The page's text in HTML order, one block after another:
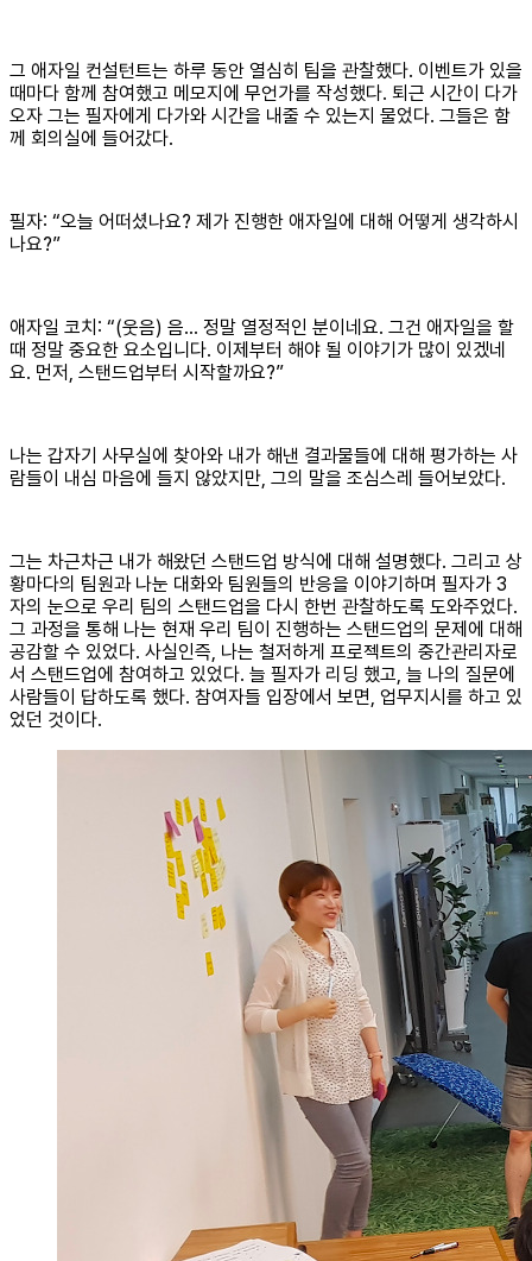
그 애자일 컨설턴트는 하루 동안 열심히 팀을 관찰했다. 이벤트가 있을
때마다 함께 참여했고 메모지에 무언가를 작성했다. 퇴근 시간이 다가
오자 그는 필자에게 다가와 시간을 내줄 수 있는지 물었다. 그들은 함
께 회의실에 들어갔다.
필자: “오늘 어떠셨나요? 제가 진행한 애자일에 대해 어떻게 생각하시
나요?”
애자일 코치: “(웃음) 음… 정말 열정적인 분이네요. 그건 애자일을 할
때 정말 중요한 요소입니다. 이제부터 해야 될 이야기가 많이 있겠네
요. 먼저, 스탠드업부터 시작할까요?”
나는 갑자기 사무실에 찾아와 내가 해낸 결과물들에 대해 평가하는 사
람들이 내심 마음에 들지 않았지만, 그의 말을 조심스레 들어보았다.
그는 차근차근 내가 해왔던 스탠드업 방식에 대해 설명했다. 그리고 상
황마다의 팀원과 나눈 대화와 팀원들의 반응을 이야기하며 필자가 3
자의 눈으로 우리 팀의 스탠드업을 다시 한번 관찰하도록 도와주었다.
그 과정을 통해 나는 현재 우리 팀이 진행하는 스탠드업의 문제에 대해
공감할 수 있었다. 사실인즉, 나는 철저하게 프로젝트의 중간관리자로
서 스탠드업에 참여하고 있었다. 늘 필자가 리딩 했고, 늘 나의 질문에
사람들이 답하도록 했다. 참여자들 입장에서 보면, 업무지시를 하고 있
었던 것이다.